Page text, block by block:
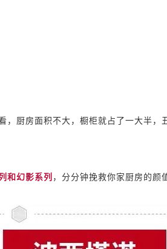
，厨房面积不大，橱柜就占了一大半
和幻影系列，分分钟挽救你家厨房的颜